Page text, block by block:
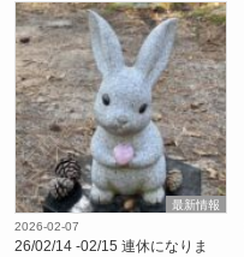
最新情報
2026-02-07
26/02/14 -02/15 連休になりま